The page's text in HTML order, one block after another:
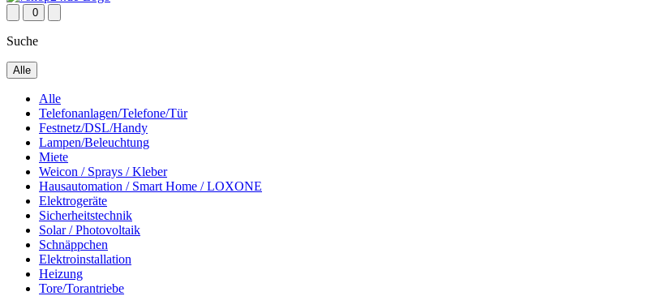
0
Suche
Alle
Alle
Telefonanlagen/Telefone/Tür
Festnetz/DSL/Handy
Lampen/Beleuchtung
Miete
Weicon / Sprays / Kleber
Hausautomation / Smart Home / LOXONE
Elektrogeräte
Sicherheitstechnik
Solar / Photovoltaik
Schnäppchen
Elektroinstallation
Heizung
Tore/Torantriebe